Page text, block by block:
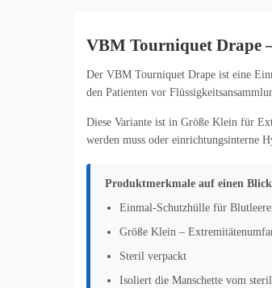
VBM Tourniquet Drape
Der VBM Tourniquet Drape ist eine
den Patienten vor
Diese Variante ist in Größe Klein für
werden muss oder einrichtungsinterne
Produktmerkmale auf einen
Einmal-Schutzhülle für
Größe Klein –
Steril verpackt
Isoliert die Manschette vom